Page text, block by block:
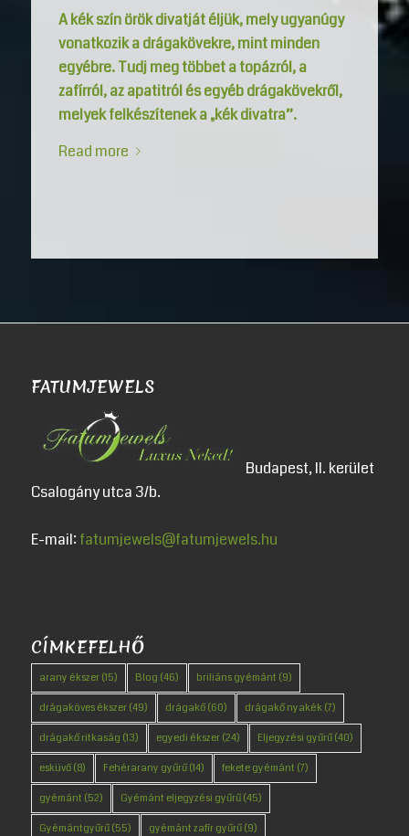
A kék szín örök divatját éljük, mely ugyanúgy
vonatkozik a drágakövekre, mint minden
egyébre. Tudj meg többet a topázról, a
zafírról, az apatitról és egyéb drágakövekről,
melyek felkészítenek a „kék divatra”.
Read more
FATUMJEWELS
Budapest, II. kerület
Csalogány utca 3/b.
E-mail: fatumjewels@fatumjewels.hu
CÍMKEFELHŐ
arany ékszer(15) Blog (46) briliáns gyémánt (9)
drágaköves ékszer(49) drágakő(60) drágakő nyakék(7)
drágakő ritkaság (13) egyedi ékszer(24) Eljegyzési gyűrű(40)
esküvő(8) Fehérarany gyűrű(14) fekete gyémánt (7)
gyémánt (52) Gyémánt eljegyzési gyűrű(45)
Gyémántgyűrű(55) gyémánt zafír gyűrű(9)